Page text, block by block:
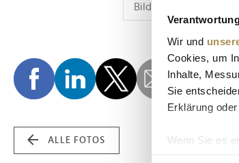
Wir und
Cookies, um
Inhalte,
Sie
Erklärung
Wenn Sie es
ALLE FOTOS